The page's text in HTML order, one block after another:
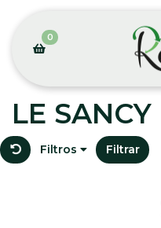
0
LE SANCY
Filtros Filtrar